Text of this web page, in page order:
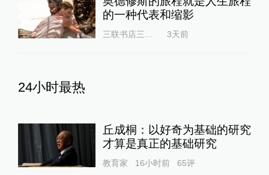
的一种代表和缩影
3天前
24小时最热
丘成桐：以好奇为基础的研究
才算是真正的基础研究
教育家 16小时前 65评